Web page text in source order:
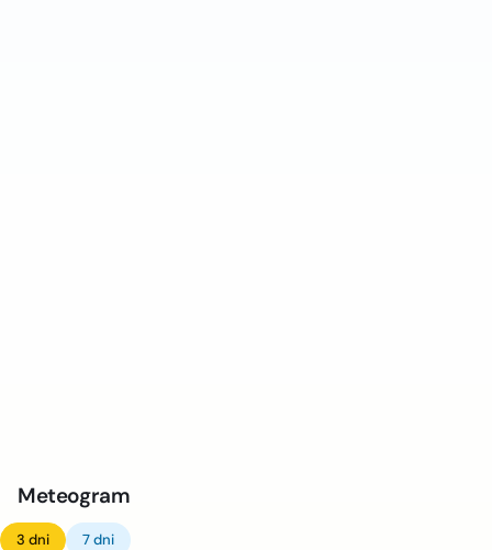
Meteogram
3 dni 7 dni